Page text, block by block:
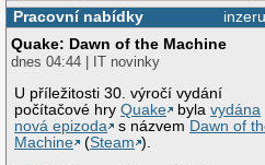
Pracovní nabídky
Quake: Dawn of the Machine
dnes 04:44 | IT novinky
U příležitosti 30. výročí vydání
počítačové hryQuake bylavydána
nová epizoda
s názvem Dawn of
Machine
(Steam ).